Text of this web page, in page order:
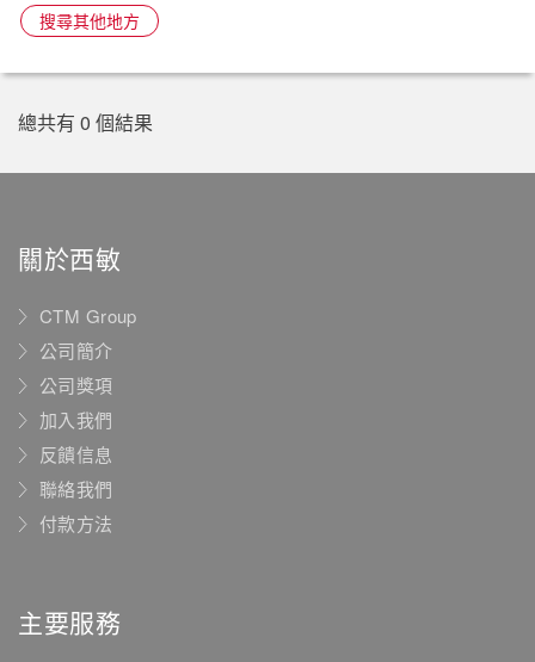
搜尋其他地方
總共有 0 個結果
關於西敏
CTM Group
公司簡介
公司獎項
加入我們
反饋信息
聯絡我們
付款方法
主要服務